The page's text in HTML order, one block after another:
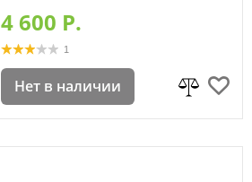
4 600 P.
1
Нет в наличии